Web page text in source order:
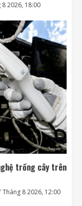
8 2026, 18:00
trồng cây trên
Tháng 8 2026, 12:00